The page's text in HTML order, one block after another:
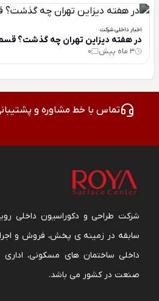
اخبار داخلی شرکت
در هفته دیزاین تهران چه گذشت؟
3 ماه پیش 0
تماس با خط مشاوره و
شرکت طراحی و دکوراسیون داخلی
سابقه در زمینه ی پخش، فروش و
داخلی ساختمان های مسکونی، اداری
صنعت در کشور می باشد.